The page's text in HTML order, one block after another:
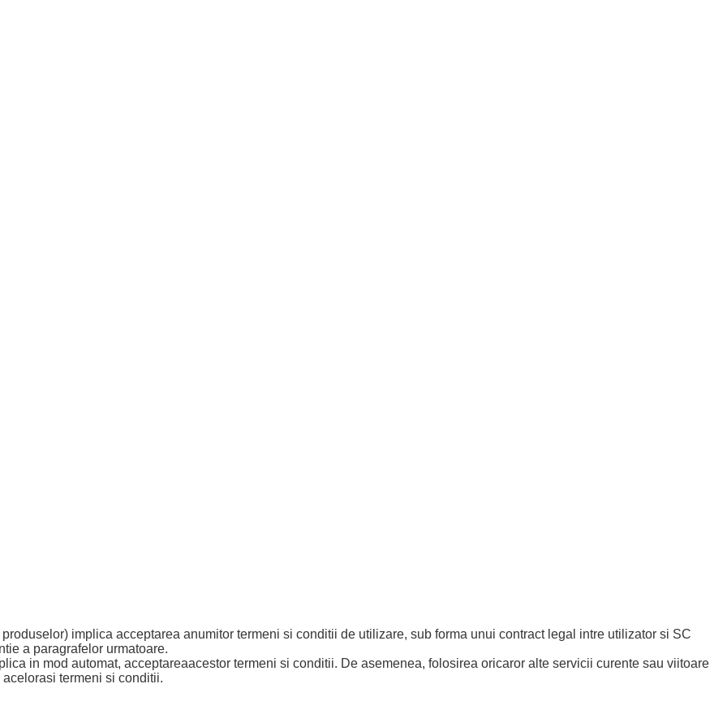
implica acceptarea anumitor termeni si conditii de utilizare, sub forma unui contract legal intre utilizator si SC
a paragrafelor urmatoare.
in mod automat, acceptareaacestor termeni si conditii. De asemenea, folosirea oricaror alte servicii curente sau viitoare
termeni si conditii.